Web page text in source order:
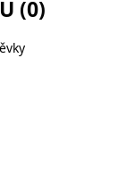
(0)